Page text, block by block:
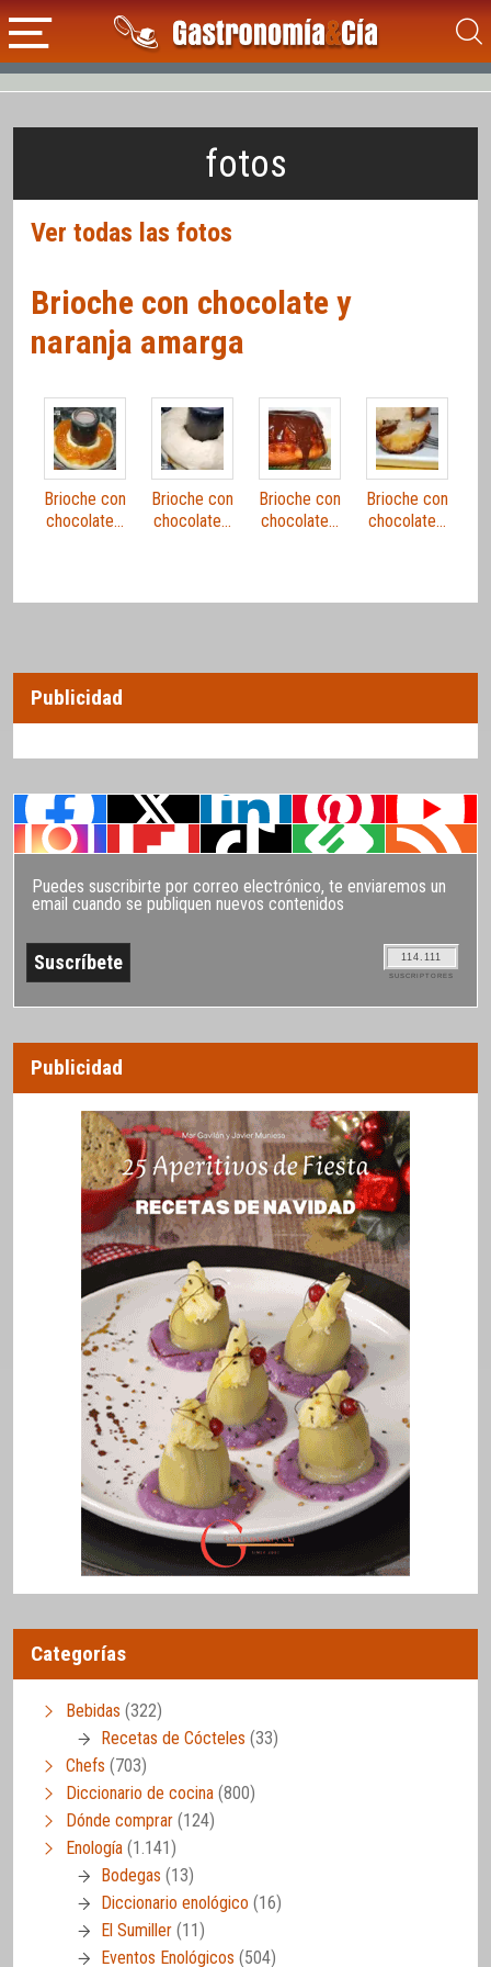
fotos
Ver todas las fotos
Brioche con chocolate y
naranja amarga
Brioche con
chocolate…
Brioche con
chocolate…
Brioche con
chocolate…
Brioche con
chocolate…
Publicidad
Puedes suscribirte por correo electrónico, te enviaremos un
email cuando se publiquen nuevos contenidos
114.111
SUSCRIPTORES
Publicidad
Categorías
Bebidas (322)
Recetas de Cócteles (33)
Chefs (703)
Diccionario de cocina (800)
Dónde comprar (124)
Enología (1.141)
Bodegas (13)
Diccionario enológico (16)
El Sumiller (11)
Eventos Enológicos (504)